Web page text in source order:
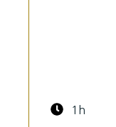
1h